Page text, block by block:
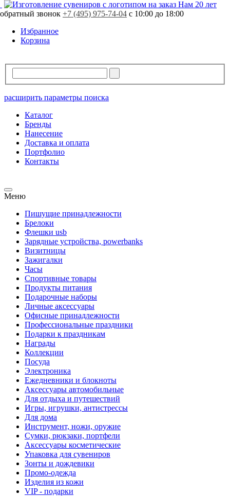
Нам 20 лет
обратный звонок +7 (495) 975-74-04 с 10:00 до 18:00
Избранное
Корзина
расширить параметры поиска
Каталог
Бренды
Нанесение
Доставка и оплата
Портфолио
Контакты
Меню
Пишущие принадлежности
Брелоки
Флешки usb
Зарядные устройства, powerbanks
Визитницы
Зажигалки
Часы
Спортивные товары
Продукты питания
Подарочные наборы
Личные аксессуары
Офисные принадлежности
Профессиональные праздники
Подарки к праздникам
Награды
Коллекции
Посуда
Электроника
Ежедневники и блокноты
Аксессуары автомобильные
Для отдыха и путешествий
Игры, игрушки, антистрессы
Для дома
Инструмент, ножи, оружие
Сумки, рюкзаки, портфели
Аксессуары косметические
Упаковка для сувениров
Зонты и дождевики
Промо-одежда
Изделия из кожи
VIP - подарки
Свободно724 шт.
В резерве 0 шт.
Заказная программа! Поставка от 15 рабочих дней
Стоимость продукции может отличаться.